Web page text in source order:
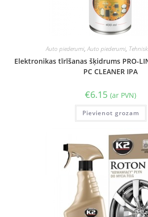
Auto piederumi,Auto piederumi,
Elektronikas tīrīšanas šķidrums PRO-
PC CLEANER IPA
€6.15 (ar PVN)
Pievienot grozam